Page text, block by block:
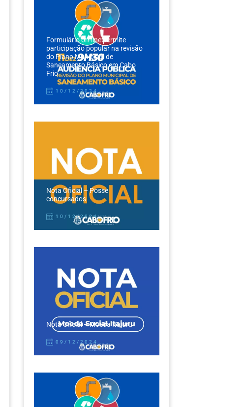
Formulário on-line permite
participação popular na revisão
do Plano Municipal de
Saneamento Básico em Cabo
Frio
10/12/2024
Nota Oficial – Posse
concursados
10/12/2024
Nota Oficial – Moeda Itajuru
09/12/2024